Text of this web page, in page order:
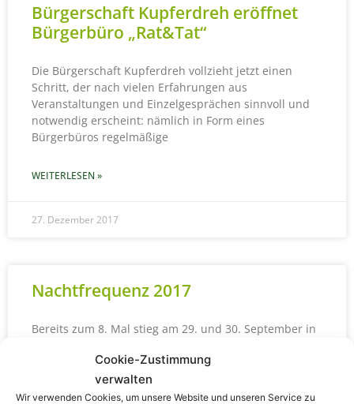
Cookie-Zustimmung
verwalten
Wir verwenden Cookies, um unsere Website und unseren Service zu
Bürgerschaft Kupferdreh eröffnet
Bürgerbüro „Rat&Tat“
Die Bürgerschaft Kupferdreh vollzieht jetzt einen
Schritt, der nach vielen Erfahrungen aus
Veranstaltungen und Einzelgesprächen sinnvoll und
notwendig erscheint: nämlich in Form eines
Bürgerbüros regelmäßige
WEITERLESEN »
27. Dezember 2017
Nachtfrequenz 2017
Bereits zum 8. Mal stieg am 29. und 30. September in
Westfalen die nachtfrequenz17 – Nacht der
Jugendkultur. Die